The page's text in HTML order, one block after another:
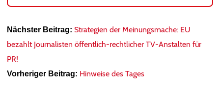
Nächster Beitrag: Strategien der Meinungsmache: EU
bezahlt Journalisten öffentlich-rechtlicher TV-Anstalten für
PR!
Vorheriger Beitrag: Hinweise des Tages